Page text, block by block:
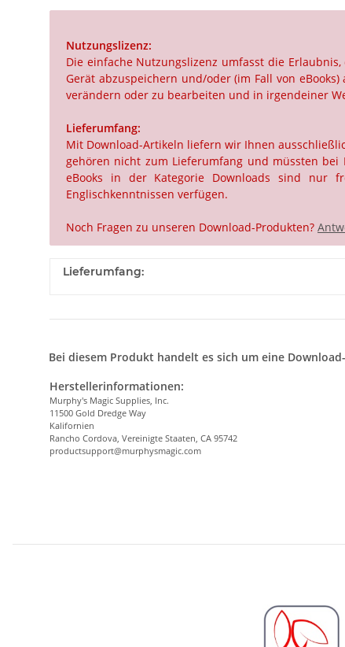
Nutzungslizenz:
Die einfache Nutzungslizenz umfasst die
Gerät abzuspeichern und/oder (im Fall von
verändern oder zu bearbeiten und in irgendeiner
Lieferumfang:
Mit Download-Artikeln liefern wir Ihnen
gehören nicht zum Lieferumfang und müssten
eBooks in der Kategorie Downloads sind nur
Englischkenntnissen verfügen.
Noch Fragen zu unseren Download-Produkten?
Lieferumfang:
Bei diesem Produkt handelt es sich um eine
Herstellerinformationen:
Murphy's Magic Supplies, Inc.
11500 Gold Dredge Way
Kalifornien
Rancho Cordova, Vereinigte Staaten, CA 95742
productsupport@murphysmagic.com